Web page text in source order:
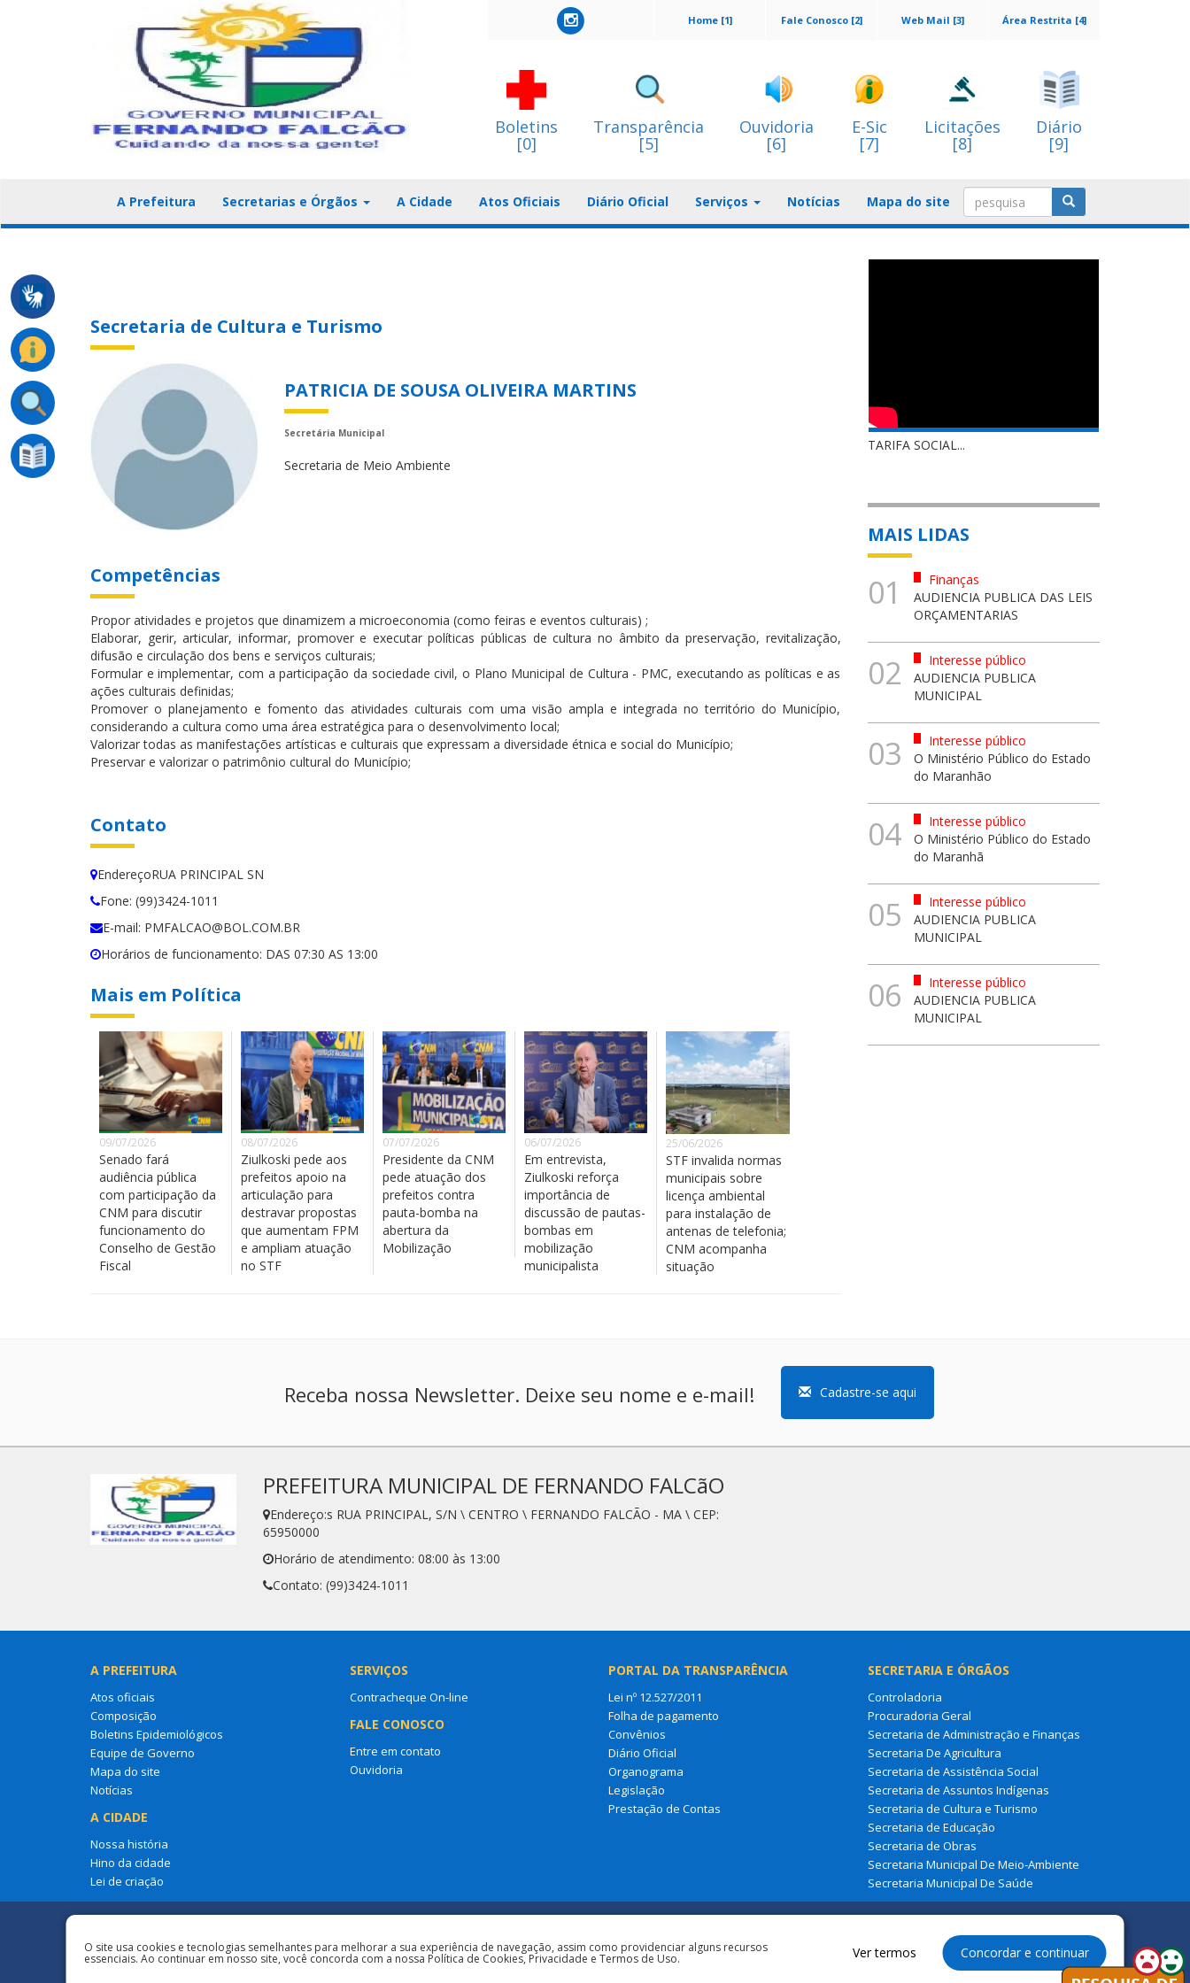
Área Restrita [4]
Web Mail [3]
Fale Conosco [2]
Home [1]
Boletins
[0]
Transparência
[5]
Ouvidoria
[6]
E-Sic
[7]
Licitações
[8]
Diário
[9]
A Prefeitura Secretarias e Órgãos A Cidade Atos Oficiais Diário Oficial Serviços Notícias Mapa do site
Secretaria de Cultura e Turismo
PATRICIA DE SOUSA OLIVEIRA MARTINS
Secretária Municipal
Secretaria de Meio Ambiente
Competências
Propor atividades e projetos que dinamizem a microeconomia (como feiras e eventos culturais) ;
Elaborar, gerir, articular, informar, promover e executar políticas públicas de cultura no âmbito da preservação, revitalização,
difusão e circulação dos bens e serviços culturais;
Formular e implementar, com a participação da sociedade civil, o Plano Municipal de Cultura - PMC, executando as políticas e as
ações culturais definidas;
Promover o planejamento e fomento das atividades culturais com uma visão ampla e integrada no território do Município,
considerando a cultura como uma área estratégica para o desenvolvimento local;
Valorizar todas as manifestações artísticas e culturais que expressam a diversidade étnica e social do Município;
Preservar e valorizar o patrimônio cultural do Município;
Contato
EndereçoRUA PRINCIPAL SN
Fone: (99)3424-1011
E-mail: PMFALCAO@BOL.COM.BR
Horários de funcionamento: DAS 07:30 AS 13:00
Mais em Política
09/07/2026
Senado fará
audiência pública
com participação da
CNM para discutir
funcionamento do
Conselho de Gestão
Fiscal
08/07/2026
Ziulkoski pede aos
prefeitos apoio na
articulação para
destravar propostas
que aumentam FPM
e ampliam atuação
no STF
07/07/2026
Presidente da CNM
pede atuação dos
prefeitos contra
pauta-bomba na
abertura da
Mobilização
06/07/2026
Em entrevista,
Ziulkoski reforça
importância de
discussão de pautas-
bombas em
mobilização
municipalista
25/06/2026
STF invalida normas
municipais sobre
licença ambiental
para instalação de
antenas de telefonia;
CNM acompanha
situação
TARIFA SOCIAL...
MAIS LIDAS
01
Finanças
AUDIENCIA PUBLICA DAS LEIS
ORÇAMENTARIAS
02
Interesse público
AUDIENCIA PUBLICA
MUNICIPAL
03
Interesse público
O Ministério Público do Estado
do Maranhão
04
Interesse público
O Ministério Público do Estado
do Maranhã
05
Interesse público
AUDIENCIA PUBLICA
MUNICIPAL
06
Interesse público
AUDIENCIA PUBLICA
MUNICIPAL
Receba nossa Newsletter. Deixe seu nome e e-mail! Cadastre-se aqui
PREFEITURA MUNICIPAL DE FERNANDO FALCãO
Endereço:s RUA PRINCIPAL, S/N \ CENTRO \ FERNANDO FALCÃO - MA \ CEP:
65950000
Horário de atendimento: 08:00 às 13:00
Contato: (99)3424-1011
A PREFEITURA
Atos oficiais
Composição
Boletins Epidemiológicos
Equipe de Governo
Mapa do site
Notícias
A CIDADE
Nossa história
Hino da cidade
Lei de criação
SERVIÇOS
Contracheque On-line
FALE CONOSCO
Entre em contato
Ouvidoria
PORTAL DA TRANSPARÊNCIA
Lei nº 12.527/2011
Folha de pagamento
Convênios
Diário Oficial
Organograma
Legislação
Prestação de Contas
SECRETARIA E ÓRGÃOS
Controladoria
Procuradoria Geral
Secretaria de Administração e Finanças
Secretaria De Agricultura
Secretaria de Assistência Social
Secretaria de Assuntos Indígenas
Secretaria de Cultura e Turismo
Secretaria de Educação
Secretaria de Obras
Secretaria Municipal De Meio-Ambiente
Secretaria Municipal De Saúde
Redes Sociais Todos os direitos reservados à Prefeitura Municipal de Fernando Falcão
O site usa cookies e tecnologias semelhantes para melhorar a sua experiência de navegação, assim como providenciar alguns recursos
essenciais. Ao continuar em nosso site, você concorda com a nossa Política de Cookies, Privacidade e Termos de Uso. Ver termos Concordar e continuar